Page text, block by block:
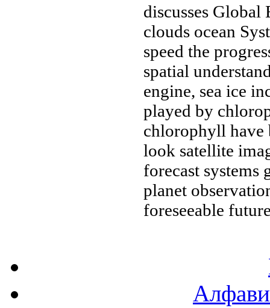
discusses Global
clouds ocean
speed the
spatial
engine, sea ice
played by
chlorophyll have
look satellite
forecast systems
planet
foreseeable